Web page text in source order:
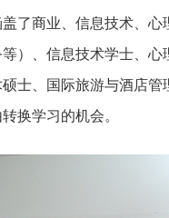
了商业、信息技术、
）、信息技术学士、
士、国际旅游与酒店
换学习的机会。